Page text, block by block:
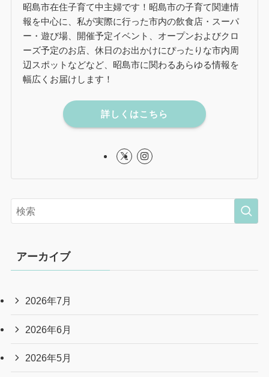
昭島市在住子育て中主婦です！昭島市の子育て関連情
報を中心に、私が実際に行った市内の飲食店・スーパ
ー・遊び場、開催予定イベント、オープンおよびクロ
ーズ予定のお店、休日のお出かけにぴったりな市内周
辺スポットなどなど、昭島市に関わるあらゆる情報を
幅広くお届けします！
詳しくはこちら